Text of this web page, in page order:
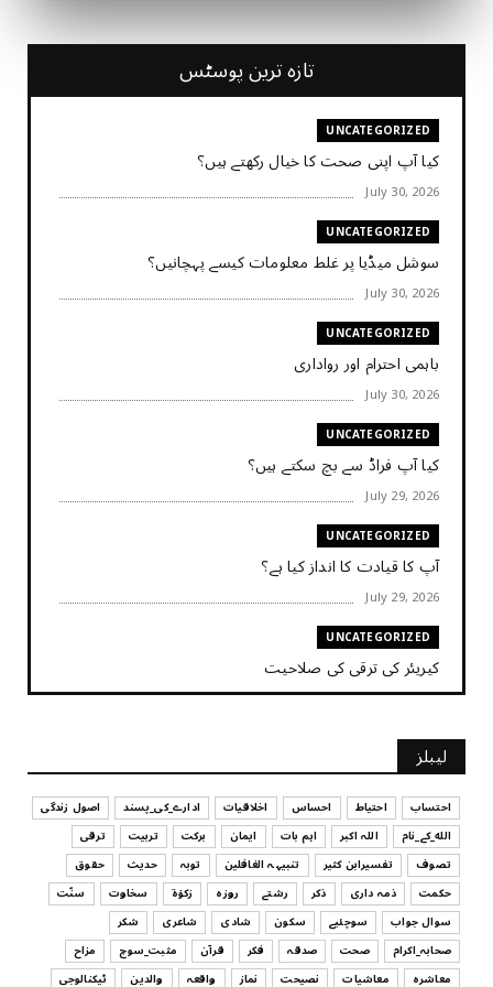
تازہ ترین پوسٹس
UNCATEGORIZED
کیا آپ اپنی صحت کا خیال رکھتے ہیں؟
July 30, 2026
UNCATEGORIZED
سوشل میڈیا پر غلط معلومات کیسے پہچانیں؟
July 30, 2026
UNCATEGORIZED
باہمی احترام اور رواداری
July 30, 2026
UNCATEGORIZED
کیا آپ فراڈ سے بچ سکتے ہیں؟
July 29, 2026
UNCATEGORIZED
آپ کا قیادت کا انداز کیا ہے؟
July 29, 2026
UNCATEGORIZED
کیریئر کی ترقی کی صلاحیت
July 29, 2026
UNCATEGORIZED
کیا آپ اپنے باس کو مؤثر طریقے سے منظم کر رہے ہیں
July 29, 2026
UNCATEGORIZED
اس وقت آپ کا موڈ کیسا ہے؟
July 29, 2026
UNCATEGORIZED
قرض لینے اور دینے میں ہوشیاری
لیبلز
احتساب احتیاط احساس اخلاقیات ادارے_کی_پسند
اصول زندگی
الله_کے_نام
اللہ اکبر اہم بات ایمان برکت تربیت
ترقی
تصوف
تفسیرابن کثیر تنبیہہ الغافلین توبہ حدیث
حقوق
حکمت
ذمہ داری ذکر رشتے روزہ زکوٰۃ سخاوت
سنّت
سوال جواب
سوچئیے سکون شادی شاعری
شکر
صحابہ_اکرام
صحت صدقہ فکر قرآن مثبت_سوچ
مزاح
معاشرہ
معاشیات نصیحت نماز واقعہ والدین
ٹیکنالوجی